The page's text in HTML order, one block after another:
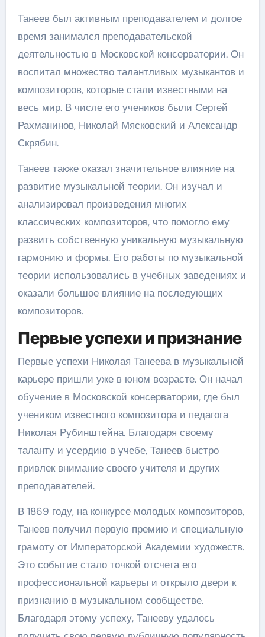
Танеев был активным преподавателем и долгое
время занимался преподавательской
деятельностью в Московской консерватории. Он
воспитал множество талантливых музыкантов и
композиторов, которые стали известными на
весь мир. В числе его учеников были Сергей
Рахманинов, Николай Мясковский и Александр
Скрябин.
Танеев также оказал значительное влияние на
развитие музыкальной теории. Он изучал и
анализировал произведения многих
классических композиторов, что помогло ему
развить собственную уникальную музыкальную
гармонию и формы. Его работы по музыкальной
теории использовались в учебных заведениях и
оказали большое влияние на последующих
композиторов.
Первые успехи и признание
Первые успехи Николая Танеева в музыкальной
карьере пришли уже в юном возрасте. Он начал
обучение в Московской консерватории, где был
учеником известного композитора и педагога
Николая Рубинштейна. Благодаря своему
таланту и усердию в учебе, Танеев быстро
привлек внимание своего учителя и других
преподавателей.
В 1869 году, на конкурсе молодых композиторов,
Танеев получил первую премию и специальную
грамоту от Императорской Академии художеств.
Это событие стало точкой отсчета его
профессиональной карьеры и открыло двери к
признанию в музыкальном сообществе.
Благодаря этому успеху, Танееву удалось